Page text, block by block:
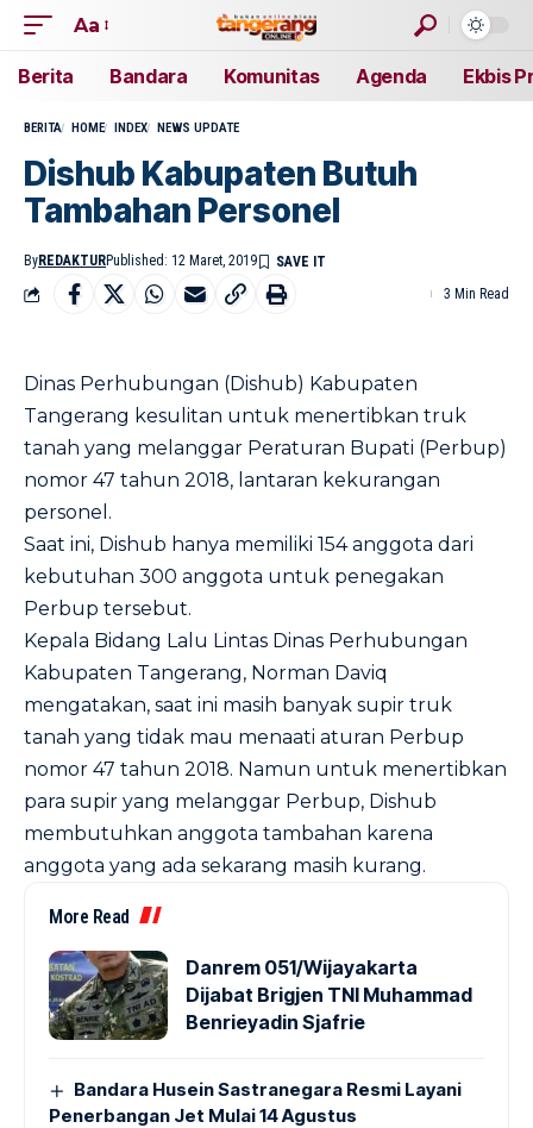
Aa
Berita Bandara Komunitas Agenda Ekbis
BERITA HOME INDEX NEWS UPDATE
Dishub Kabupaten Butuh
Tambahan Personel
ByREDAKTURPublished: 12 Maret, 2019
3 Min Read
Dinas Perhubungan (Dishub) Kabupaten
Tangerang kesulitan untuk menertibkan truk
tanah yang melanggar Peraturan Bupati (Perbup)
nomor 47 tahun 2018, lantaran kekurangan
personel.
Saat ini, Dishub hanya memiliki 154 anggota dari
kebutuhan 300 anggota untuk penegakan
Perbup tersebut.
Kepala Bidang Lalu Lintas Dinas Perhubungan
Kabupaten Tangerang, Norman Daviq
mengatakan, saat ini masih banyak supir truk
tanah yang tidak mau menaati aturan Perbup
nomor 47 tahun 2018. Namun untuk menertibkan
para supir yang melanggar Perbup, Dishub
membutuhkan anggota tambahan karena
anggota yang ada sekarang masih kurang.
More Read
Danrem 051/Wijayakarta
Dijabat Brigjen TNI Muhammad
Benrieyadin Sjafrie
Bandara Husein Sastranegara Resmi Layani
Penerbangan Jet Mulai 14 Agustus